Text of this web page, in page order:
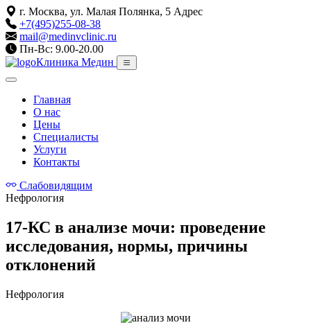
г. Москва, ул. Малая Полянка, 5 Адрес
+7(495)255-08-38
mail@medinvclinic.ru
Пн-Вс: 9.00-20.00
Клиника Медин
Главная
О нас
Цены
Специалисты
Услуги
Контакты
Слабовидящим
Нефрология
17-КС в анализе мочи: проведение
исследования, нормы, причины
отклонений
Нефрология